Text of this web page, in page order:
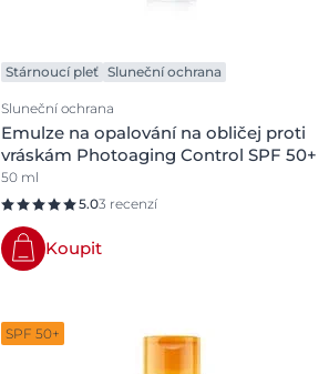
Stárnoucí pleť Sluneční ochrana
Sluneční ochrana
Emulze na opalování na obličej proti
vráskám Photoaging Control SPF 50+
50 ml
5.03 recenzí
Koupit
SPF 50+